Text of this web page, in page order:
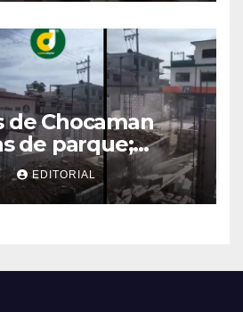
de Chocaman
de parque;
de
y drenaje
EDITORIAL